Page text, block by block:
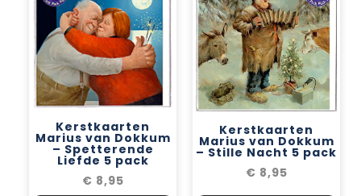
Kerstkaarten
Marius van Dokkum
– Spetterende
Liefde 5 pack
€ 8,95
Kerstkaarten
Marius van Dokkum
– Stille Nacht 5 pack
€ 8,95